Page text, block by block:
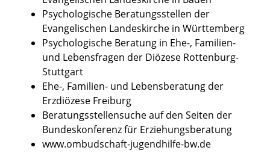
Psychologische Beratungsstellen der
Evangelischen Landeskirche in Württemberg
Psychologische Beratung in Ehe-, Familien-
und Lebensfragen der Diözese Rottenburg-
Stuttgart
Ehe-, Familien- und Lebensberatung der
Erzdiözese Freiburg
Beratungsstellensucheauf den Seiten der
Bundeskonferenz für Erziehungsberatung
www.ombudschaft-jugendhilfe-bw.de